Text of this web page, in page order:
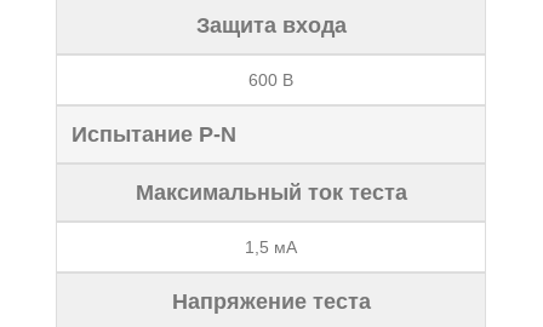
Защита входа
600 В
Испытание P-N
Максимальный ток теста
1,5 мА
Напряжение теста